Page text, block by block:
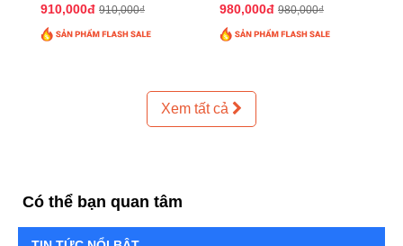
910,000đ 910,000₫ 980,000đ 980,000₫
Xem tất cả
Có thể bạn quan tâm